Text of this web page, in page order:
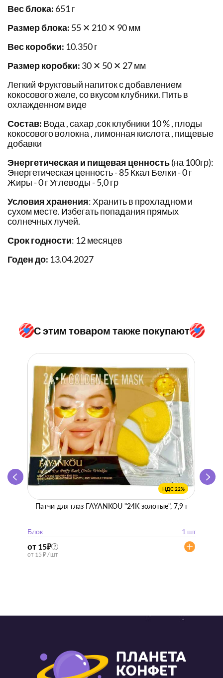
Вес блока: 651 г
Размер блока: 55 ✕ 210 ✕ 90 мм
Вес коробки: 10.350 г
Размер коробки: 30 ✕ 50 ✕ 27 мм
Легкий Фруктовый напиток с добавлением
кокосового желе, со вкусом клубники. Пить в
охлажденном виде
Состав: Вода , сахар ,сок клубники 10 % , плоды
кокосового волокна , лимонная кислота , пищевые
добавки
Энергетическая и пищевая ценность(на 100гр):
Энергетическая ценность - 85 Ккал Белки - 0 г
Жиры - 0 г Углеводы - 5,0 гр
Условия хранения: Хранить в прохладном и
сухом месте. Избегать попадания прямых
солнечных лучей.
Срок годности: 12 месяцев
Годен до: 13.04.2027
С этим товаром также покупают
НДС 22%
Патчи для глаз FAYANKOU "24K золотые", 7,9 г
Блок 1 шт
от 15₽ ?
от 15 ₽ / шт